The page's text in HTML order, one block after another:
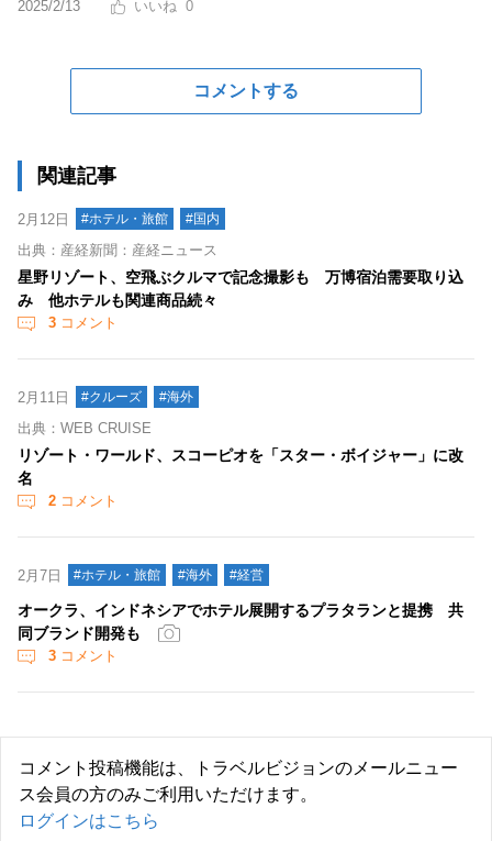
2025/2/13 0
コメントする
関連記事
2月12日 #ホテル・旅館 #国内
出典：産経新聞：産経ニュース
星野リゾート、空飛ぶクルマで記念撮影も 万博宿泊需要取り込
み 他ホテルも関連商品続々
3 コメント
2月11日 #クルーズ #海外
出典：WEB CRUISE
リゾート・ワールド、スコーピオを「スター・ボイジャー」に改
名
2 コメント
2月7日 #ホテル・旅館 #海外 #経営
オークラ、インドネシアでホテル展開するプラタランと提携 共
同ブランド開発も
3 コメント
コメント投稿機能は、トラベルビジョンのメールニュー
ス会員の方のみご利用いただけます。
ログインはこちら